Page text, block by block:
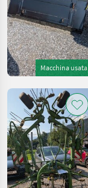
Macchina usata